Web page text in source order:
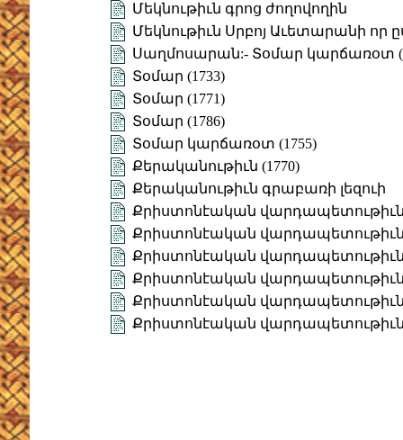
Մեկնութիւն գրոց ժողովողին
Մեկնութիւն Սրբոյ Աւետարանի որ
Սաղմոսարան:- Տօմար կարճառօտ
Տօմար (1733)
Տօմար (1771)
Տօմար (1786)
Տօմար կարճառօտ (1755)
Քերականութիւն (1770)
Քերականութիւն գրաբառի լեզուի
Քրիստոնէական վարդապետութիւն
Քրիստոնէական վարդապետութիւն
Քրիստոնէական վարդապետութիւն
Քրիստոնէական վարդապետութիւն
Քրիստոնէական
Քրիստոնէական